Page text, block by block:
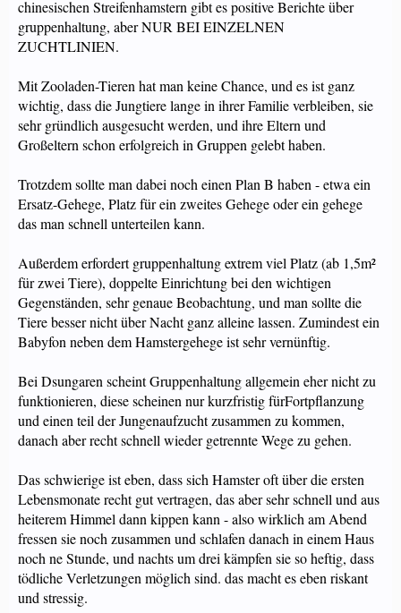
chinesischen Streifenhamstern gibt es positive Berichte über
gruppenhaltung, aber NUR BEI EINZELNEN
ZUCHTLINIEN.
Mit Zooladen-Tieren hat man keine Chance, und es ist ganz
wichtig, dass die Jungtiere lange in ihrer Familie verbleiben, sie
sehr gründlich ausgesucht werden, und ihre Eltern und
Großeltern schon erfolgreich in Gruppen gelebt haben.
Trotzdem sollte man dabei noch einen Plan B haben - etwa ein
Ersatz-Gehege, Platz für ein zweites Gehege oder ein gehege
das man schnell unterteilen kann.
Außerdem erfordert gruppenhaltung extrem viel Platz (ab 1,5m²
für zwei Tiere), doppelte Einrichtung bei den wichtigen
Gegenständen, sehr genaue Beobachtung, und man sollte die
Tiere besser nicht über Nacht ganz alleine lassen. Zumindest ein
Babyfon neben dem Hamstergehege ist sehr vernünftig.
Bei Dsungaren scheint Gruppenhaltung allgemein eher nicht zu
funktionieren, diese scheinen nur kurzfristig fürFortpflanzung
und einen teil der Jungenaufzucht zusammen zu kommen,
danach aber recht schnell wieder getrennte Wege zu gehen.
Das schwierige ist eben, dass sich Hamster oft über die ersten
Lebensmonate recht gut vertragen, das aber sehr schnell und aus
heiterem Himmel dann kippen kann - also wirklich am Abend
fressen sie noch zusammen und schlafen danach in einem Haus
noch ne Stunde, und nachts um drei kämpfen sie so heftig, dass
tödliche Verletzungen möglich sind. das macht es eben riskant
und stressig.